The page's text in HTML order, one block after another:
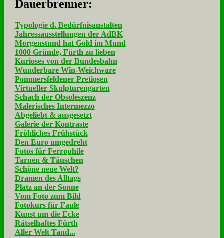
Dau­er­bren­ner:
Typologie d. Bedürfnisanstalten
Jahressausstellungen der AdBK
Morgenstund hat Gold im Mund
1000 Gründe, Fürth zu lieben
Kurioses von der Bundesbahn
Wunderbare Win-Weichware
Pommersfeldener Pretiosen
Virtueller Skulpturengarten
Schach der Obsoleszenz
Malerisches Intermezzo
Abgeliebt & ausgesetzt
Galerie der Kontraste
Fröhliches Frühstück
Den Euro umgedreht
Fotos für Ferrophile
Tarnen & Täuschen
Schöne neue Welt?
Dramen des Alltags
Platz an der Sonne
Vom Foto zum Bild
Fotokurs für Faule
Kunst um die Ecke
Rätselhaftes Fürth
Aller Welt Tand...